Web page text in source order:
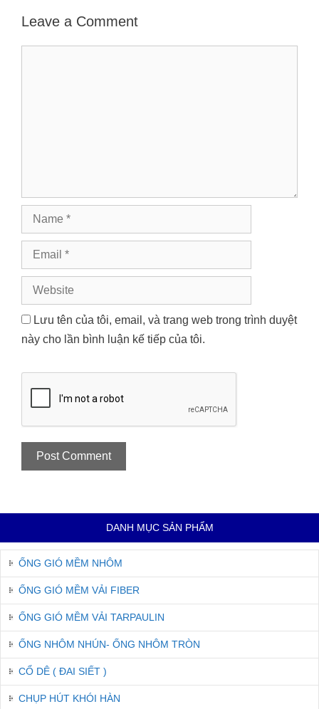
Leave a Comment
Name
Email
Website
Lưu tên của tôi, email, và trang web trong trình duyệt
này cho lần bình luận kế tiếp của tôi.
DANH MỤC SẢN PHẨM
ỐNG GIÓ MỀM NHÔM
ỐNG GIÓ MỀM VẢI FIBER
ỐNG GIÓ MỀM VẢI TARPAULIN
ỐNG NHÔM NHÚN- ỐNG NHÔM TRÒN
CỔ DÊ ( ĐAI SIẾT )
CHỤP HÚT KHÓI HÀN